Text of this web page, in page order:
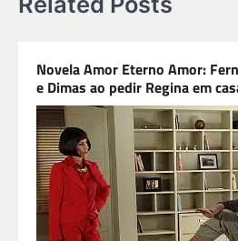
Novela Amor Eterno Amor:
e Dimas ao pedir Regina em